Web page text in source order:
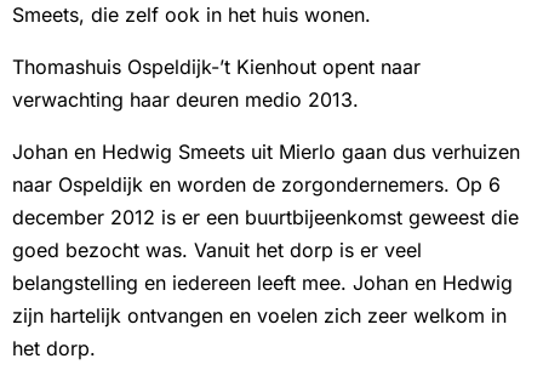
Smeets, die zelf ook in het huis wonen.
Thomashuis Ospeldijk-’t Kienhout opent naar
verwachting haar deuren medio 2013.
Johan en Hedwig Smeets uit Mierlo gaan dus verhuizen
naar Ospeldijk en worden de zorgondernemers. Op 6
december 2012 is er een buurtbijeenkomst geweest die
goed bezocht was. Vanuit het dorp is er veel
belangstelling en iedereen leeft mee. Johan en Hedwig
zijn hartelijk ontvangen en voelen zich zeer welkom in
het dorp.